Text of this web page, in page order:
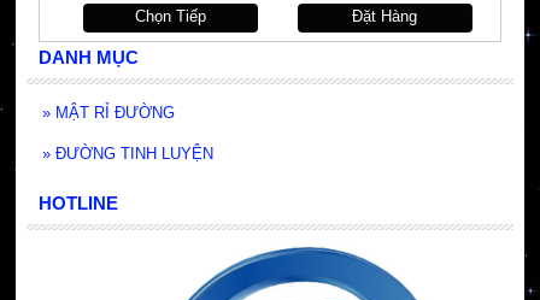
Đặt Hàng
Chọn Tiếp
DANH MỤC
» MẬT RỈ ĐƯỜNG
» ĐƯỜNG TINH LUYỆN
HOTLINE